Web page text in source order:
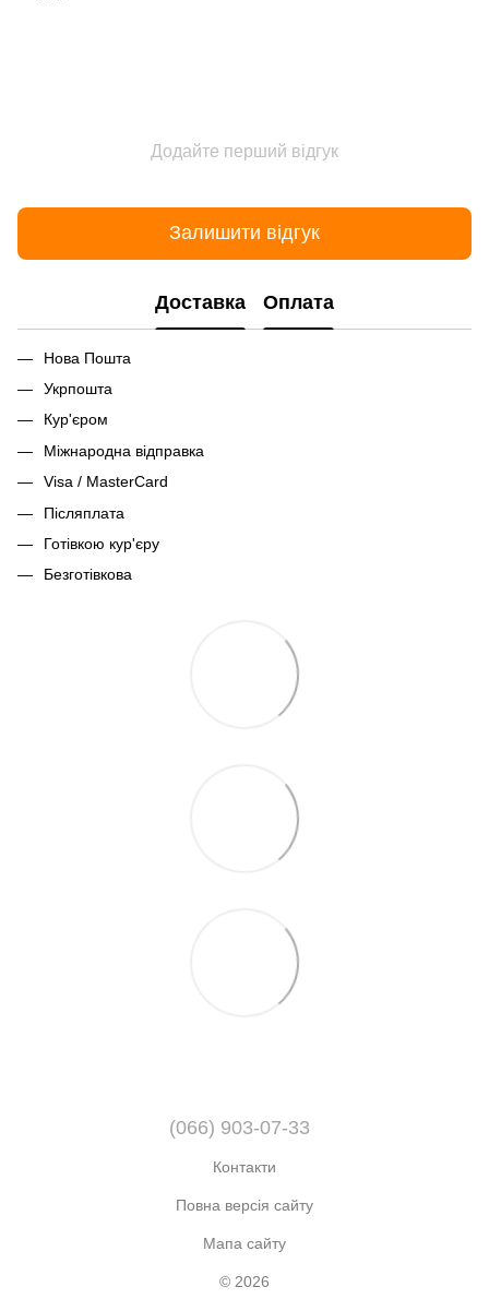
Додайте перший відгук
Залишити відгук
Доставка Оплата
Нова Пошта
Укрпошта
Кур'єром
Міжнародна відправка
Visa / MasterCard
Післяплата
Готівкою кур'єру
Безготівкова
(066) 903-07-33
Контакти
Повна версія сайту
Мапа сайту
© 2026